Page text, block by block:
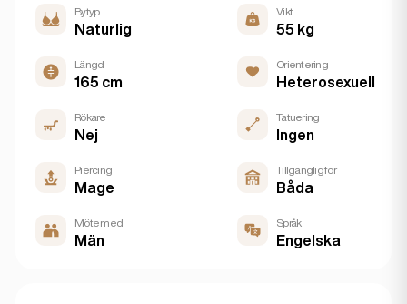
Bytyp
Naturlig
Vikt
55 kg
Längd
165 cm
Orientering
Heterosexuell
Rökare
Nej
Tatuering
Ingen
Piercing
Mage
Tillgänglig för
Båda
Möte med
Män
Språk
Engelska